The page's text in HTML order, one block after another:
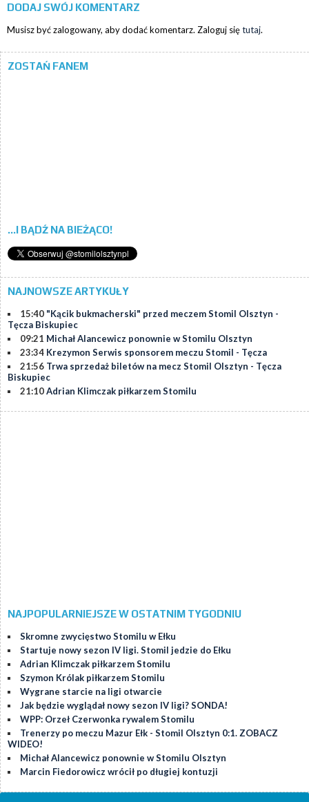
DODAJ SWÓJ KOMENTARZ
Musisz być zalogowany, aby dodać komentarz. Zaloguj siętutaj.
ZOSTAŃ FANEM
...I BĄDŹ NA BIEŻĄCO!
NAJNOWSZE ARTYKUŁY
15:40 "Kącik bukmacherski" przed meczem Stomil Olsztyn -
Tęcza Biskupiec
09:21 Michał Alancewicz ponownie w Stomilu Olsztyn
23:34 Krezymon Serwis sponsorem meczu Stomil - Tęcza
21:56 Trwa sprzedaż biletów na mecz Stomil Olsztyn - Tęcza
Biskupiec
21:10Adrian Klimczak piłkarzem Stomilu
NAJPOPULARNIEJSZE W OSTATNIM TYGODNIU
Skromne zwycięstwo Stomilu w Ełku
Startuje nowy sezon IV ligi. Stomil jedzie do Ełku
Adrian Klimczak piłkarzem Stomilu
Szymon Królak piłkarzem Stomilu
Wygrane starcie na ligi otwarcie
Jak będzie wyglądał nowy sezon IV ligi? SONDA!
WPP: Orzeł Czerwonka rywalem Stomilu
Trenerzy po meczu Mazur Ełk - Stomil Olsztyn 0:1. ZOBACZ
WIDEO!
Michał Alancewicz ponownie w Stomilu Olsztyn
Marcin Fiedorowicz wrócił po długiej kontuzji